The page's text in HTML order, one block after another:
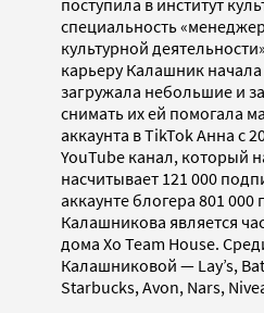
специальность
культурной
карьеру Калашник начала
загружала небольшие и
снимать их ей помогала
аккаунта в TikTok Анна с
YouTube канал, который
насчитывает 121 000
аккаунте блогера 801
Калашникова является
дома Xo Team House.
Калашниковой — Lay’s,
Starbucks, Avon, Nars,